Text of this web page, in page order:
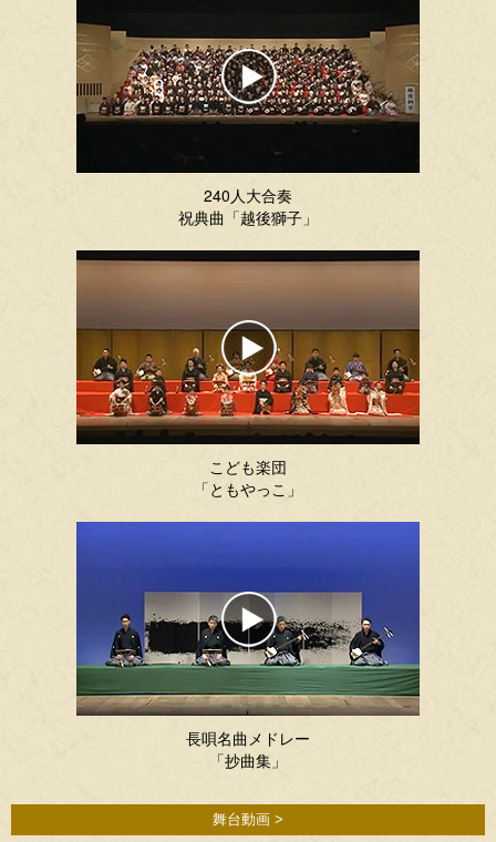
240人大合奏
祝典曲「越後獅子」
こども楽団
「ともやっこ」
長唄名曲メドレー
「抄曲集」
舞台動画 >